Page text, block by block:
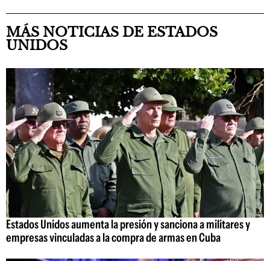
MÁS NOTICIAS DE ESTADOS
UNIDOS
Estados Unidos aumenta la presión y sanciona a militares y
empresas vinculadas a la compra de armas en Cuba